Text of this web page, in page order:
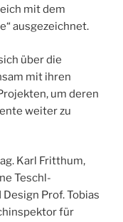
mit dem
ausgezeichnet.
über die
mit ihren
um deren
weiter zu
Karl Fritthum,
Teschl-
Prof. Tobias
für